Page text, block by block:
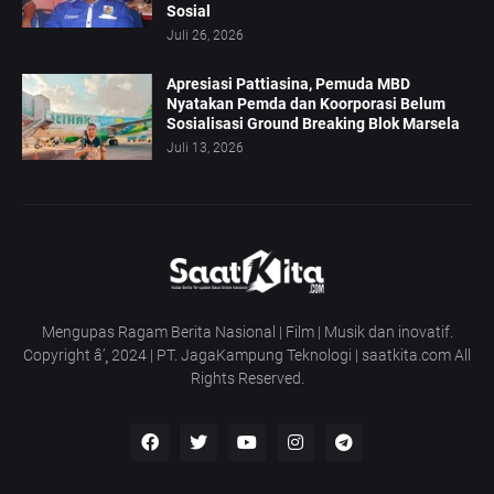
Sosial
Juli 26, 2026
Apresiasi Pattiasina, Pemuda MBD
Nyatakan Pemda dan Koorporasi Belum
Sosialisasi Ground Breaking Blok Marsela
Juli 13, 2026
Mengupas Ragam Berita Nasional | Film | Musik dan inovatif.
Copyright â’¸ 2024 | PT. JagaKampung Teknologi | saatkita.com All
Rights Reserved.